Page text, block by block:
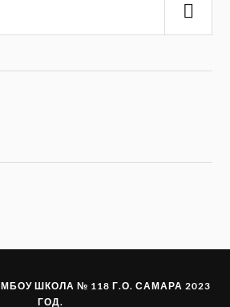
МБОУ ШКОЛА № 118 Г.О. САМАРА 2023
ГОД.